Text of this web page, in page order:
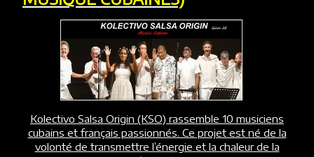
Kolectivo Salsa Origin (KSO) rassemble 10 musiciens
cubains et français passionnés. Ce projet est né de la
volonté de transmettre l’énergie et la chaleur de la